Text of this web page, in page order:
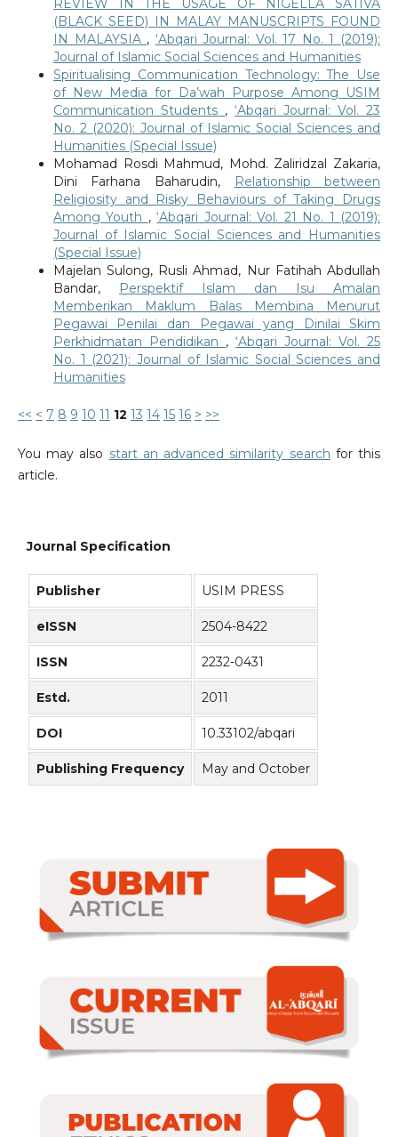
REVIEW IN THE USAGE OF NIGELLA SATIVA
(BLACK SEED) IN MALAY MANUSCRIPTS FOUND
IN MALAYSIA , ‘Abqari Journal: Vol. 17 No. 1 (2019):
Journal of Islamic Social Sciences and Humanities
Spiritualising Communication Technology: The Use
of New Media for Da’wah Purpose Among USIM
Communication Students ,‘Abqari Journal: Vol. 23
No. 2 (2020): Journal of Islamic Social Sciences and
Humanities (Special Issue)
Mohamad Rosdi Mahmud, Mohd. Zaliridzal Zakaria,
Dini Farhana Baharudin,
Relationship between
Religiosity and Risky Behaviours of Taking Drugs
Among Youth ,‘Abqari Journal: Vol. 21 No. 1 (2019):
Journal of Islamic Social Sciences and Humanities
(Special Issue)
Majelan Sulong, Rusli Ahmad, Nur Fatihah Abdullah
Bandar,
Perspektif Islam dan Isu Amalan
Memberikan Maklum Balas Membina Menurut
Pegawai Penilai dan Pegawai yang Dinilai Skim
Perkhidmatan Pendidikan ,‘Abqari Journal: Vol. 25
No. 1 (2021): Journal of Islamic Social Sciences and
Humanities
<< < 7 8 9 10 11 12 13 14 15 16 > >>
You may also start an advanced similarity search for this
article.
Journal Specification
Publisher USIM PRESS
eISSN 2504-8422
ISSN 2232-0431
Estd. 2011
DOI 10.33102/abqari
Publishing Frequency May and October